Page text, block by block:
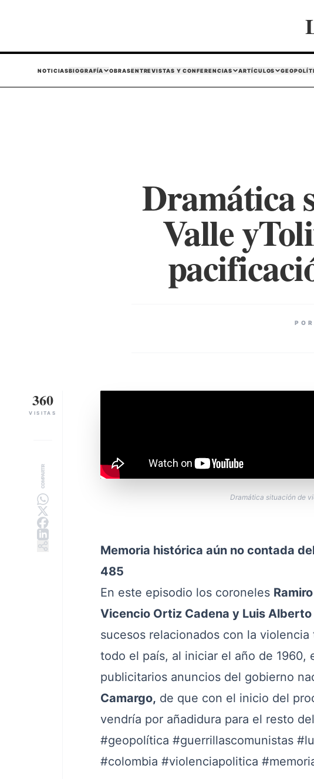
NOTICIASBIOGRAFÍA OBRASENTREVISTAS Y CONFERENCIAS ARTÍCULOS
Dramática
Valle
360
VISITAS
COMPARTIR
Dramática situación de
Memoria histórica aún no contada
485
En este episodio los coroneles
Vicencio Ortiz Cadena y Luis
sucesos relacionados con la
todo el país, al iniciar el año de
publicitarios anuncios del gobierno
Camargo, de que con el inicio del
vendría por añadidura para el resto
#geopolítica #guerrillascomunistas
#colombia #violenciapolitica